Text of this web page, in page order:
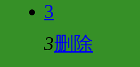
3
3删除